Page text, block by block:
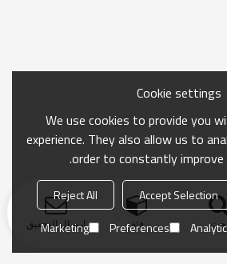
فئة ارسال التحقيق
Cookie settings
We use cookies to provide you
experience. They also allow us to
order to constantly
Accept Selection
Reject All
Preferences
Marketing